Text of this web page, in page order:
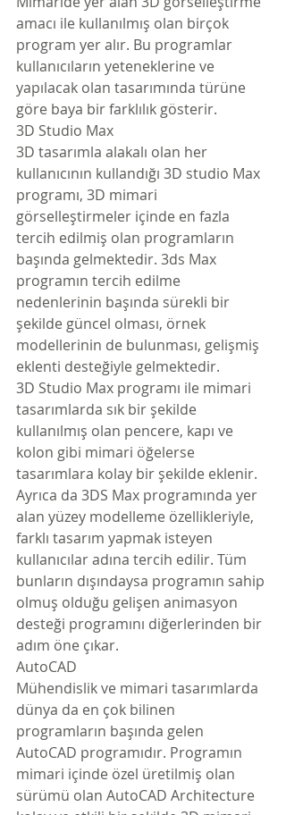
amacı ile kullanılmış olan birçok
program yer alır. Bu programlar
kullanıcıların yeteneklerine ve
yapılacak olan tasarımında türüne
göre baya bir farklılık gösterir.
3D Studio Max
3D tasarımla alakalı olan her
kullanıcının kullandığı 3D studio Max
programı, 3D mimari
görselleştirmeler içinde en fazla
tercih edilmiş olan programların
başında gelmektedir. 3ds Max
programın tercih edilme
nedenlerinin başında sürekli bir
şekilde güncel olması, örnek
modellerinin de bulunması, gelişmiş
eklenti desteğiyle gelmektedir.
3D Studio Max programı ile mimari
tasarımlarda sık bir şekilde
kullanılmış olan pencere, kapı ve
kolon gibi mimari öğelerse
tasarımlara kolay bir şekilde eklenir.
Ayrıca da 3DS Max programında yer
alan yüzey modelleme özellikleriyle,
farklı tasarım yapmak isteyen
kullanıcılar adına tercih edilir. Tüm
bunların dışındaysa programın sahip
olmuş olduğu gelişen animasyon
desteği programını diğerlerinden bir
adım öne çıkar.
AutoCAD
Mühendislik ve mimari tasarımlarda
dünya da en çok bilinen
programların başında gelen
AutoCAD programıdır. Programın
mimari içinde özel üretilmiş olan
sürümü olan AutoCAD Architecture